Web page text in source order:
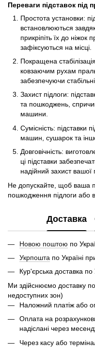
Переваги підставок під
Простота установки:
встановлюються
прикріпіть їх до
зафіксуються на місці.
Покращена
ковзаючим рухам
забезпечуючи
Захист підлоги:
та пошкоджень,
машини.
Сумісність: підставки
машин, сушарок та
Довговічність:
ці підставки
надійний захист
Не допускайте, щоб ваша
пошкодження підлоги або
Доставка
Новою поштою по
Укрпошта по Україні
Кур'єрська доставка
Ми здійснюємо доставку по
недоступних зон)
Наложний платіж або
Оплата на
надіслані через
Через касу або